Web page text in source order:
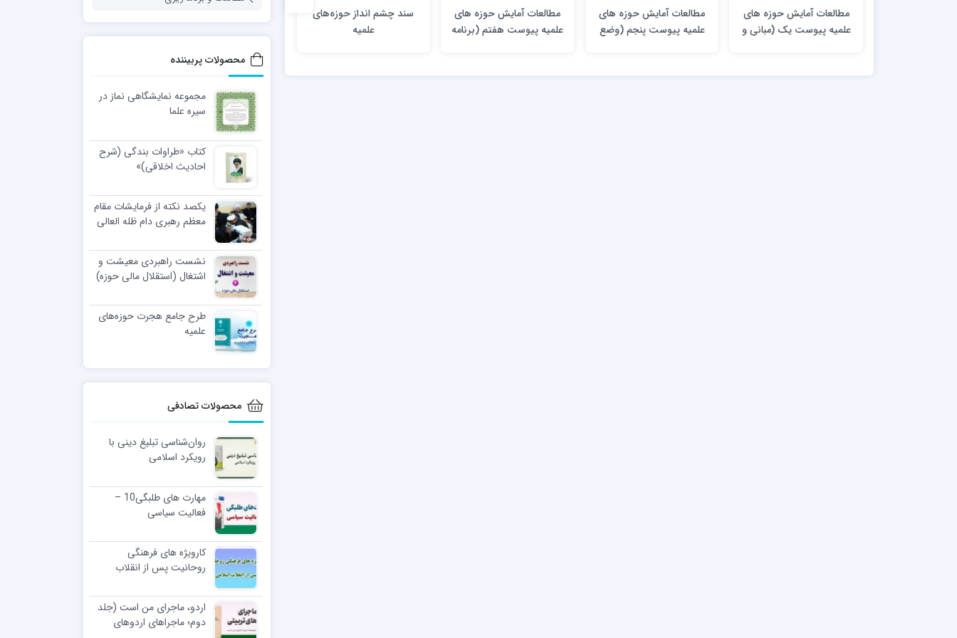
مطالعات آمایش حوزه های
علمیه پیوست یک (مبانی و
مطالعات آمایش حوزه های
علمیه پیوست پنجم (وضع
مطالعات آمایش حوزه های
علمیه پیوست هفتم (برنامه
سند چشم انداز حوزه‌های
علمیه
روحانیت)
محصولات پربیننده
مجموعه نمایشگاهی نماز در
سیره علما
کتاب «طراوات بندگی (شرح
احادیث اخلاقی)»
یکصد نکته از فرمایشات مقام
معظم رهبری دام ظله العالی
نشست راهبردی معیشت و
اشتغال (استقلال مالی حوزه)
طرح جامع هجرت حوزه‌های
علمیه
محصولات تصادفی
روان‌شناسی تبلیغ دینی با
رویکرد اسلامی
مهارت های طلبگی10 –
فعالیت سیاسی
کارویژه های فرهنگی
روحانیت پس از انقلاب
اردو، ماجرای من است (جلد
دوم؛ ماجراهای اردوهای